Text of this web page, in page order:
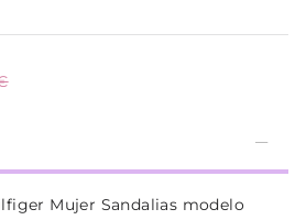
Mujer Sandalias modelo